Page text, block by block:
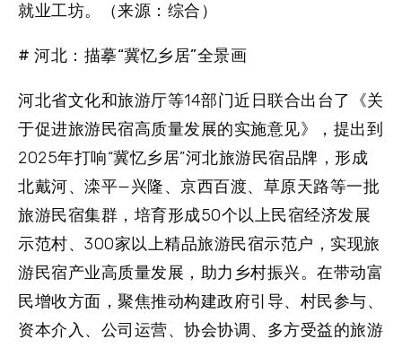
就业工坊。（来源：综合）
# 河北：描摹“冀忆乡居”全景画
河北省文化和旅游厅等14部门近日联合出台了《关
于促进旅游民宿高质量发展的实施意见》，提出到
2025年打响“冀忆乡居”河北旅游民宿品牌，形成
北戴河、滦平—兴隆、京西百渡、草原天路等一批
旅游民宿集群，培育形成50个以上民宿经济发展
示范村、300家以上精品旅游民宿示范户，实现旅
游民宿产业高质量发展，助力乡村振兴。在带动富
民增收方面，聚焦推动构建政府引导、村民参与、
资本介入、公司运营、协会协调、多方受益的旅游